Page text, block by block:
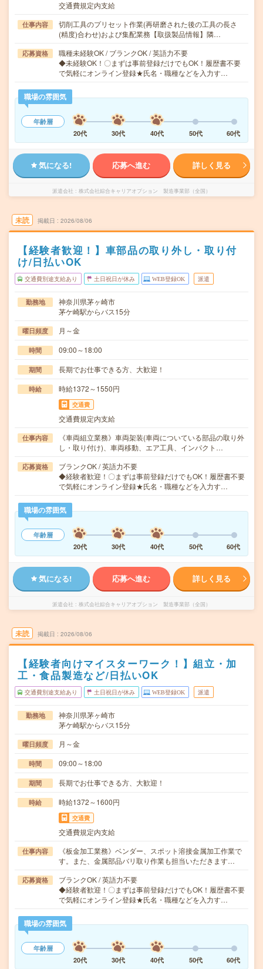
交通費規定内支給
仕事内容
切削工具のプリセット作業(再研磨された後の工具の長さ
(精度)合わせ)および集配業務【取扱製品情報】隣…
応募資格
職種未経験OK / ブランクOK / 英語力不要
◆未経験OK！〇まずは事前登録だけでもOK！履歴書不要
で気軽にオンライン登録★氏名・職種などを入力す…
職場の雰囲気
年齢層
20代
30代 40代 50代 60代
気になる! 応募へ進む 詳しく見る
派遣会社 株式会社綜合キャリアオプション 製造事業部（全国）
未読 掲載日 2026/08/06
【経験者歓迎！】車部品の取り外し・取り付
け/日払いOK
交通費別途支給あり 土日祝日が休み WEB登録OK 派遣
勤務地
神奈川県茅ヶ崎市
茅ケ崎駅からバス15分
曜日頻度 月～金
時間 09:00～18:00
期間 長期でお仕事できる方、大歓迎！
時給 時給1372～1550円
交通費
交通費規定内支給
仕事内容
《車両組立業務》車両架装(車両についている部品の取り外
し・取り付け)、車両移動、エア工具、インパクト…
応募資格
ブランクOK / 英語力不要
◆経験者歓迎！〇まずは事前登録だけでもOK！履歴書不要
で気軽にオンライン登録★氏名・職種などを入力す…
職場の雰囲気
年齢層
20代
30代 40代 50代 60代
気になる! 応募へ進む 詳しく見る
派遣会社 株式会社綜合キャリアオプション 製造事業部（全国）
未読 掲載日 2026/08/06
【経験者向けマイスターワーク！】組立・加
工・食品製造など/日払いOK
交通費別途支給あり 土日祝日が休み WEB登録OK 派遣
勤務地
神奈川県茅ヶ崎市
茅ケ崎駅からバス15分
曜日頻度 月～金
時間 09:00～18:00
期間 長期でお仕事できる方、大歓迎！
時給 時給1372～1600円
交通費
交通費規定内支給
仕事内容
《板金加工業務》ベンダー、スポット溶接金属加工作業で
す。また、金属部品バリ取り作業も担当いただきます…
応募資格
ブランクOK / 英語力不要
◆経験者歓迎！〇まずは事前登録だけでもOK！履歴書不要
で気軽にオンライン登録★氏名・職種などを入力す…
職場の雰囲気
年齢層
20代
30代 40代 50代 60代